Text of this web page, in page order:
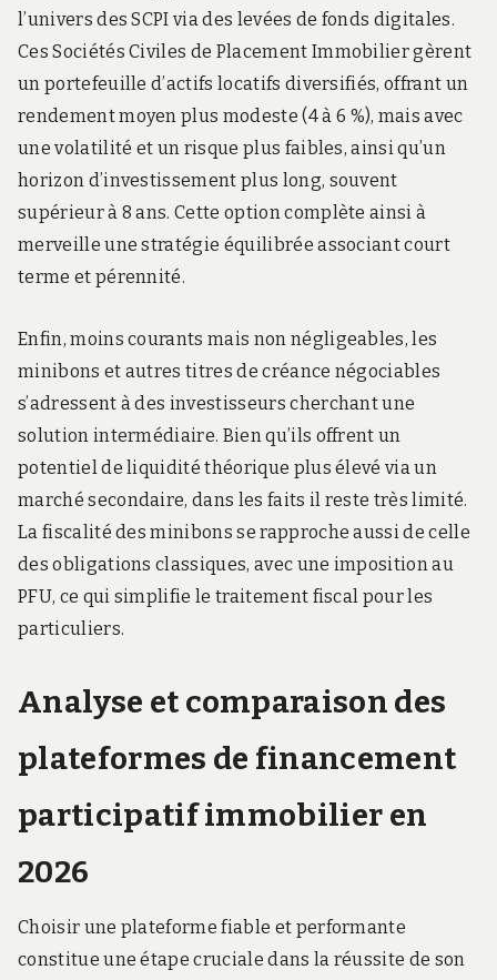
l’univers des SCPI via des levées de fonds digitales.
Ces Sociétés Civiles de Placement Immobilier gèrent
un portefeuille d’actifs locatifs diversifiés, offrant un
rendement moyen plus modeste (4 à 6 %), mais avec
une volatilité et un risque plus faibles, ainsi qu’un
horizon d’investissement plus long, souvent
supérieur à 8 ans. Cette option complète ainsi à
merveille une stratégie équilibrée associant court
terme et pérennité.
Enfin, moins courants mais non négligeables, les
minibons et autres titres de créance négociables
s’adressent à des investisseurs cherchant une
solution intermédiaire. Bien qu’ils offrent un
potentiel de liquidité théorique plus élevé via un
marché secondaire, dans les faits il reste très limité.
La fiscalité des minibons se rapproche aussi de celle
des obligations classiques, avec une imposition au
PFU, ce qui simplifie le traitement fiscal pour les
particuliers.
Analyse et comparaison des
plateformes de financement
participatif immobilier en
2026
Choisir une plateforme fiable et performante
constitue une étape cruciale dans la réussite de son